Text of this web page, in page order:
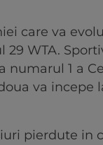
care va
29 WTA.
numarul 1 a
va incepe
pierdute in